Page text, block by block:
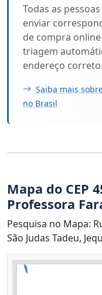
Todas as
enviar
de compra
triagem
endereço correto.
Saiba mais
no Brasil
Mapa do CEP
Professora
Pesquisa no Mapa:
São Judas Tadeu,